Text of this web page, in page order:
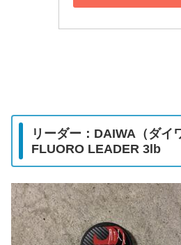
リーダー：DAIWA（ダイ
FLUORO LEADER 3lb